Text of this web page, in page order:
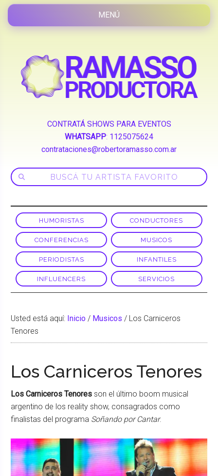
CONTRATÁ SHOWS PARA EVENTOS
WHATSAPP: 1125075624
contrataciones@robertoramasso.com.ar
HUMORISTAS CONDUCTORES
CONFERENCIAS MUSICOS
PERIODISTAS INFANTILES
INFLUENCERS SERVICIOS
Usted está aquí: Inicio / Musicos / Los Carniceros
Tenores
Los Carniceros Tenores
Los Carniceros Tenores son el último boom musical
argentino de los reality show, consagrados como
finalistas del programa Soñando por Cantar.